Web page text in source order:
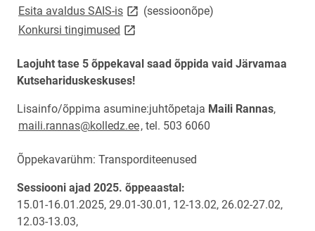
Esita avaldus SAIS-islink opens on new page
(sessioonõpe)
Konkursi tingimused link opens on new page
Laojuht tase 5 õppekaval saad õppida vaid Järvamaa
Kutsehariduskeskuses!
Lisainfo/õppima asumine:juhtõpetaja Maili Rannas,
maili.rannas@kolledz.ee, tel. 503 6060
Õppekavarühm: Transporditeenused
Sessiooni ajad 2025. õppeaastal:
15.01-16.01.2025, 29.01-30.01, 12-13.02, 26.02-27.02,
12.03-13.03,